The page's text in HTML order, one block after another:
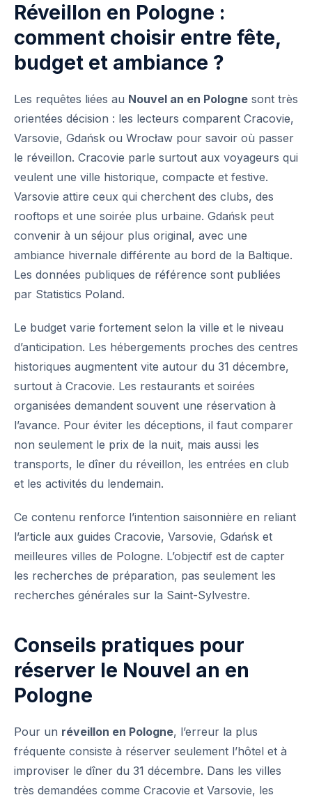
Réveillon en Pologne :
comment choisir entre fête,
budget et ambiance ?
Les requêtes liées au Nouvel an en Pologne sont très
orientées décision : les lecteurs comparent Cracovie,
Varsovie, Gdańsk ou Wrocław pour savoir où passer
le réveillon. Cracovie parle surtout aux voyageurs qui
veulent une ville historique, compacte et festive.
Varsovie attire ceux qui cherchent des clubs, des
rooftops et une soirée plus urbaine. Gdańsk peut
convenir à un séjour plus original, avec une
ambiance hivernale différente au bord de la Baltique.
Les données publiques de référence sont publiées
par Statistics Poland.
Le budget varie fortement selon la ville et le niveau
d’anticipation. Les hébergements proches des centres
historiques augmentent vite autour du 31 décembre,
surtout à Cracovie. Les restaurants et soirées
organisées demandent souvent une réservation à
l’avance. Pour éviter les déceptions, il faut comparer
non seulement le prix de la nuit, mais aussi les
transports, le dîner du réveillon, les entrées en club
et les activités du lendemain.
Ce contenu renforce l’intention saisonnière en reliant
l’article aux guides Cracovie, Varsovie, Gdańsk et
meilleures villes de Pologne. L’objectif est de capter
les recherches de préparation, pas seulement les
recherches générales sur la Saint-Sylvestre.
Conseils pratiques pour
réserver le Nouvel an en
Pologne
Pour un réveillon en Pologne, l’erreur la plus
fréquente consiste à réserver seulement l’hôtel et à
improviser le dîner du 31 décembre. Dans les villes
très demandées comme Cracovie et Varsovie, les